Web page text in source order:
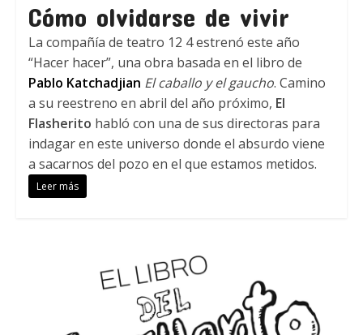
Cómo olvidarse de vivir
La compañía de teatro 12 4 estrenó este año
“Hacer hacer”, una obra basada en el libro de
Pablo Katchadjian El caballo y el gaucho. Camino
a su reestreno en abril del año próximo, El
Flasherito habló con una de sus directoras para
indagar en este universo donde el absurdo viene
a sacarnos del pozo en el que estamos metidos.
Leer más